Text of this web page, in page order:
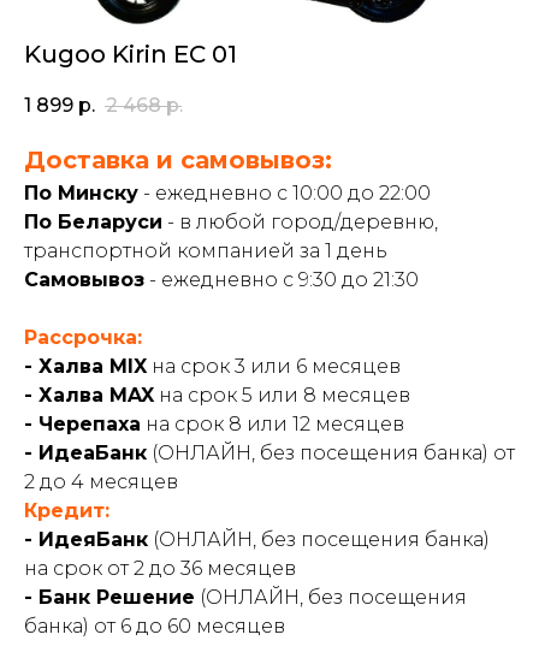
Kugoo Kirin EC 01
1 899 р. 2 468 р.
Доставка и самовывоз:
По Минску - ежедневно с 10:00 до 22:00
По Беларуси - в любой город/деревню,
транспортной компанией за 1 день
Самовывоз - ежедневно с 9:30 до 21:30
Рассрочка:
- Халва MIX на срок 3 или 6 месяцев
- Халва MAX на срок 5 или 8 месяцев
- Черепаха на срок 8 или 12 месяцев
- ИдеаБанк (ОНЛАЙН, без посещения банка) от
2 до 4 месяцев
Кредит:
- ИдеяБанк (ОНЛАЙН, без посещения банка)
на срок от 2 до 36 месяцев
- Банк Решение (ОНЛАЙН, без посещения
банка) от 6 до 60 месяцев